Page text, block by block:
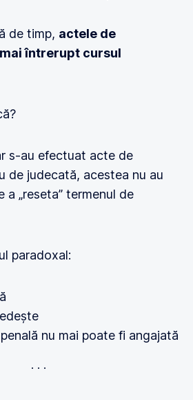
de timp, actele de
întrerupt cursul
s-au efectuat acte de
de judecată, acestea nu au
„reseta” termenul de
paradoxal:
nu mai poate fi angajată